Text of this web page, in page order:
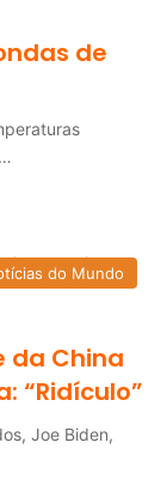
de
do Mundo
da China
“Ridículo”
Joe Biden,